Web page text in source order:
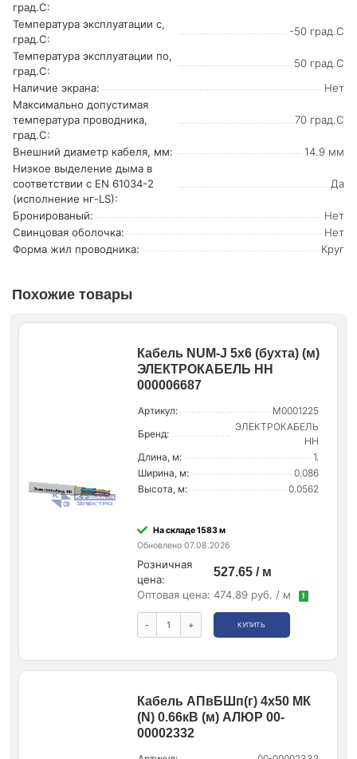
град.C:
Температура эксплуатации с,
град.C:
-50 град.C
Температура эксплуатации по,
град.C:
50 град.C
Наличие экрана:
Нет
Максимально допустимая
температура проводника,
град.C:
70 град.C
Внешний диаметр кабеля, мм:
14.9 мм
Низкое выделение дыма в
соответствии с EN 61034-2
(исполнение нг-LS):
Да
Бронированый:
Нет
Свинцовая оболочка:
Нет
Форма жил проводника:
Круг
Похожие товары
Кабель NUM-J 5х6 (бухта) (м)
ЭЛЕКТРОКАБЕЛЬ НН
000006687
Артикул:
M0001225
Бренд:
ЭЛЕКТРОКАБЕЛЬ
НН
Длина, м:
1.
Ширина, м:
0.086
Высота, м:
0.0562
На складе 1583 м
Обновлено 07.08.2026
Розничная
цена:
527.65 / м
Оптовая цена: 474.89 руб. / м !
- + КУПИТЬ
Кабель АПвБШп(г) 4х50 МК
(N) 0.66кВ (м) АЛЮР 00-
00002332